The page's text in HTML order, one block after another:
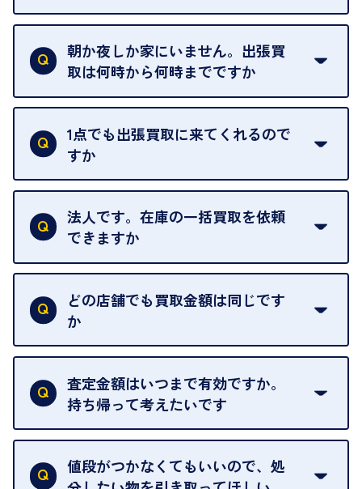
ご自宅以外での査定はお引き受けできません。ご指
定のお店や、ほかのお客様への迷惑となることが考
えられるためです。
朝か夜しか家にいません。出張買
取は何時から何時までですか
ご訪問可能時間は、10時から19時です。
ただし、お品物の種類や量によっては対応させてい
ただくことがあります。
1点でも出張買取に来てくれるので
すか
はい。1点でもお伺いします。
法人です。在庫の一括買取を依頼
できますか
はい。喜んで承ります。出張買取をご利用くださ
い。
ご指定の場所にお伺いします。
どの店舗でも買取金額は同じです
か
はい。全店舗一律です。
ただし、中古市場は日々変動するため、査定した日
によって査定額が変わることはございます。
査定金額はいつまで有効ですか。
持ち帰って考えたいです
査定額は当日限り有効です。
中古市場が日々変動するため、翌日には査定額が変
わることがございます。
値段がつかなくてもいいので、処